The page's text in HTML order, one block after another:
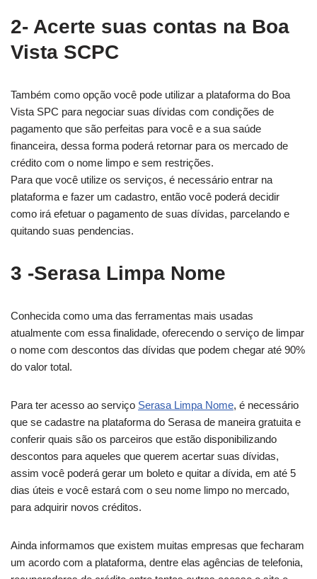
2- Acerte suas contas na Boa
Vista SCPC
Também como opção você pode utilizar a plataforma do Boa
Vista SPC para negociar suas dívidas com condições de
pagamento que são perfeitas para você e a sua saúde
financeira, dessa forma poderá retornar para os mercado de
crédito com o nome limpo e sem restrições.
Para que você utilize os serviços, é necessário entrar na
plataforma e fazer um cadastro, então você poderá decidir
como irá efetuar o pagamento de suas dívidas, parcelando e
quitando suas pendencias.
3 -Serasa Limpa Nome
Conhecida como uma das ferramentas mais usadas
atualmente com essa finalidade, oferecendo o serviço de limpar
o nome com descontos das dívidas que podem chegar até 90%
do valor total.
Para ter acesso ao serviço Serasa Limpa Nome, é necessário
que se cadastre na plataforma do Serasa de maneira gratuita e
conferir quais são os parceiros que estão disponibilizando
descontos para aqueles que querem acertar suas dívidas,
assim você poderá gerar um boleto e quitar a dívida, em até 5
dias úteis e você estará com o seu nome limpo no mercado,
para adquirir novos créditos.
Ainda informamos que existem muitas empresas que fecharam
um acordo com a plataforma, dentre elas agências de telefonia,